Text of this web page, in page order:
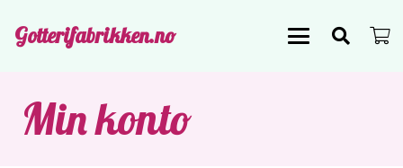
Gotterifabrikken.no
Min konto